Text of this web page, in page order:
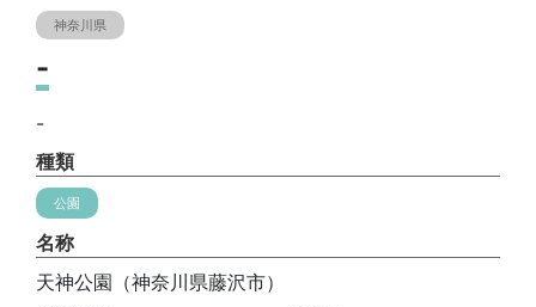
神奈川県
-
-
種類
公園
名称
天神公園（神奈川県藤沢市）